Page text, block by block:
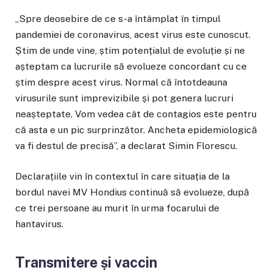
„Spre deosebire de ce s-a întâmplat în timpul
pandemiei de coronavirus, acest virus este cunoscut.
Știm de unde vine, știm potențialul de evoluție și ne
așteptam ca lucrurile să evolueze concordant cu ce
știm despre acest virus. Normal că întotdeauna
virusurile sunt imprevizibile și pot genera lucruri
neașteptate. Vom vedea cât de contagios este pentru
că asta e un pic surprinzător. Ancheta epidemiologică
va fi destul de precisă”, a declarat Simin Florescu.
Declarațiile vin în contextul în care situația de la
bordul navei MV Hondius continuă să evolueze, după
ce trei persoane au murit în urma focarului de
hantavirus.
Transmitere și vaccin